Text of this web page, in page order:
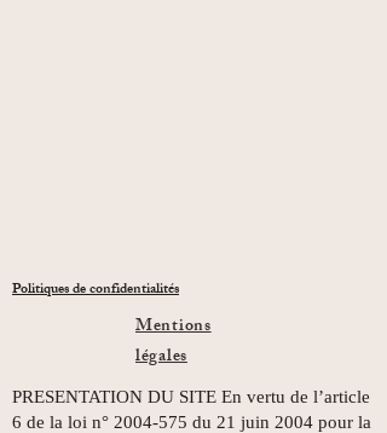
Politiques de confidentialités
Mentions
légales
PRESENTATION DU SITE En vertu de l’article
6 de la loi n° 2004-575 du 21 juin 2004 pour la